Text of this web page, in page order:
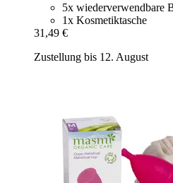
5x wiederverwendbare
1x Kosmetiktasche
31,49 €
Zustellung bis 12. August